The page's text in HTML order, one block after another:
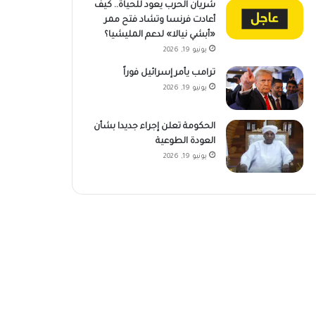
شريان الحرب يعود للحياة.. كيف
أعادت فرنسا وتشاد فتح ممر
«أبشي نيالا» لدعم المليشيا؟
يونيو 19, 2026
ترامب يأمر إسرائيل فوراً
يونيو 19, 2026
الحكومة تعلن إجراء جديدا بشأن
العودة الطوعية
يونيو 19, 2026